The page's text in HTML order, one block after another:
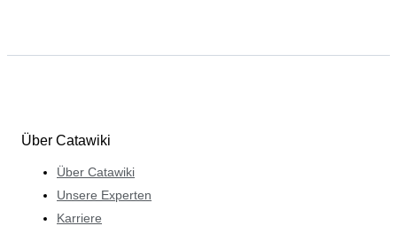
Über Catawiki
Über Catawiki
Unsere Experten
Karriere